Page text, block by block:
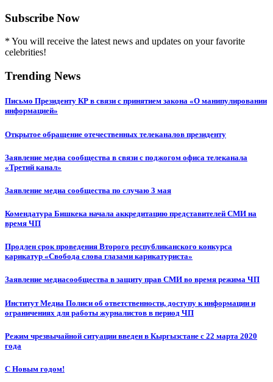
Subscribe Now
* You will receive the latest news and updates on your favorite
celebrities!
Trending News
Письмо Президенту КР в связи с принятием закона «О манипулировании
информацией»
Открытое обращение отечественных телеканалов президенту
Заявление медиа сообщества в связи с поджогом офиса телеканала
«Третий канал»
Заявление медиа сообщества по случаю 3 мая
Комендатура Бишкека начала аккредитацию представителей СМИ на
время ЧП
Продлен срок проведения Второго республиканского конкурса
карикатур «Свобода слова глазами карикатуриста»
Заявление медиасообщества в защиту прав СМИ во время режима ЧП
Институт Медиа Полиси об ответственности, доступу к информации и
ограничениях для работы журналистов в период ЧП
Режим чрезвычайной ситуации введен в Кыргызстане с 22 марта 2020
года
С Новым годом!